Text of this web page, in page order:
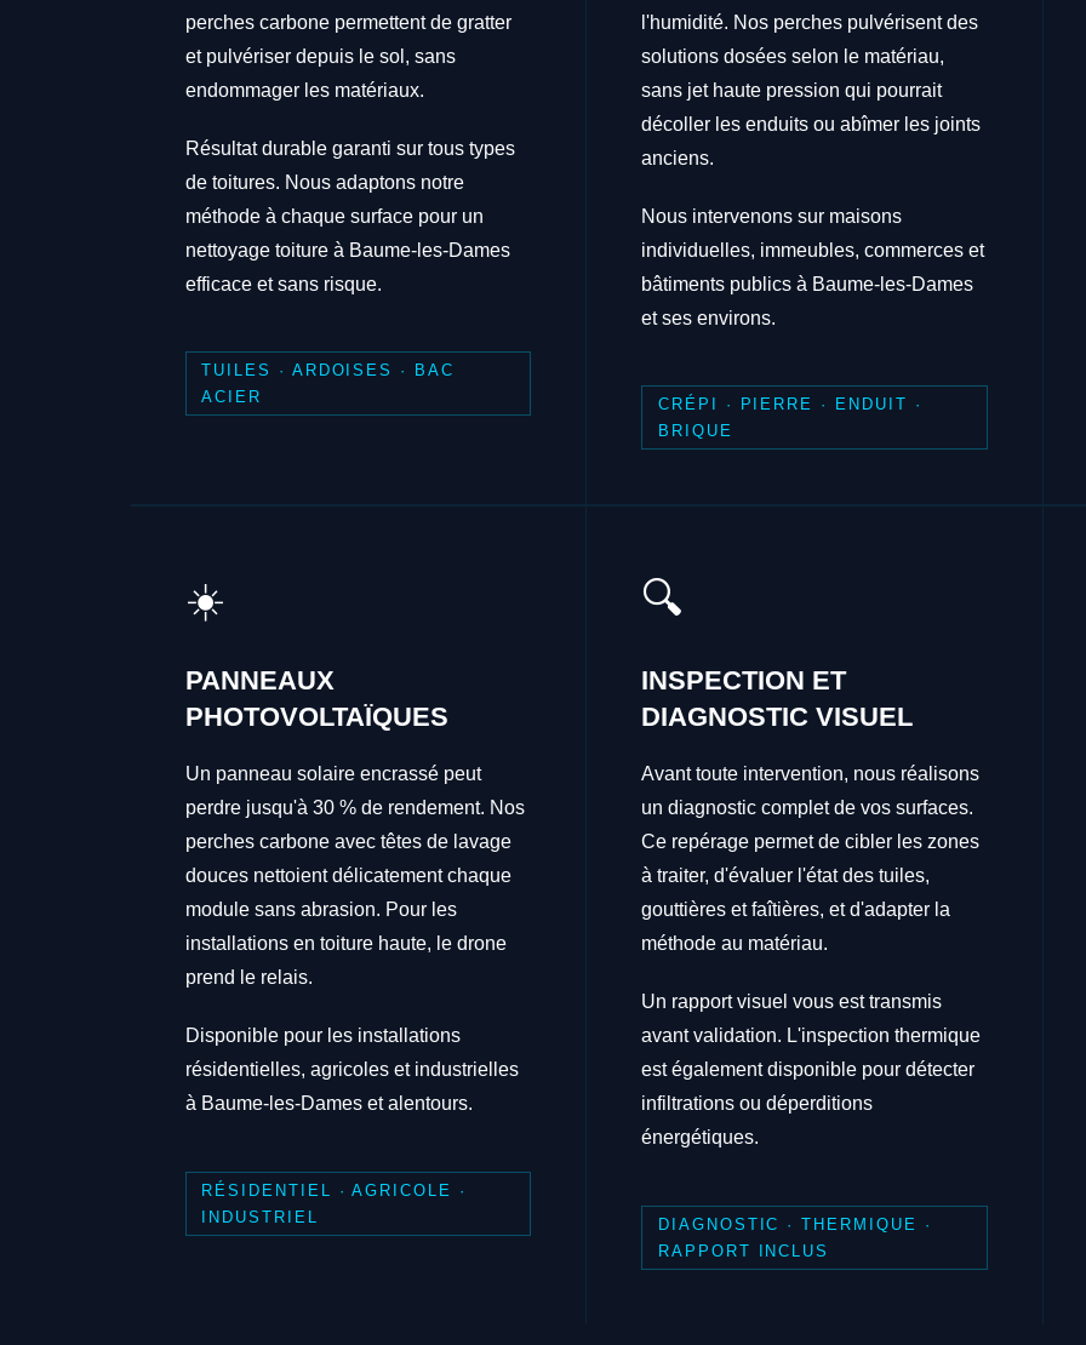
perches carbone permettent de gratter
et pulvériser depuis le sol, sans
endommager les matériaux.
Résultat durable garanti sur tous types
de toitures. Nous adaptons notre
méthode à chaque surface pour un
nettoyage toiture à Baume-les-Dames
efficace et sans risque.
TUILES · ARDOISES · BAC
ACIER
l'humidité. Nos perches pulvérisent des
solutions dosées selon le matériau,
sans jet haute pression qui pourrait
décoller les enduits ou abîmer les joints
anciens.
Nous intervenons sur maisons
individuelles, immeubles, commerces et
bâtiments publics à Baume-les-Dames
et ses environs.
CRÉPI · PIERRE · ENDUIT ·
BRIQUE
☀️
PANNEAUX
PHOTOVOLTAÏQUES
Un panneau solaire encrassé peut
perdre jusqu'à 30 % de rendement. Nos
perches carbone avec têtes de lavage
douces nettoient délicatement chaque
module sans abrasion. Pour les
installations en toiture haute, le drone
prend le relais.
Disponible pour les installations
résidentielles, agricoles et industrielles
à Baume-les-Dames et alentours.
RÉSIDENTIEL · AGRICOLE ·
INDUSTRIEL
🔍
INSPECTION ET
DIAGNOSTIC VISUEL
Avant toute intervention, nous réalisons
un diagnostic complet de vos surfaces.
Ce repérage permet de cibler les zones
à traiter, d'évaluer l'état des tuiles,
gouttières et faîtières, et d'adapter la
méthode au matériau.
Un rapport visuel vous est transmis
avant validation. L'inspection thermique
est également disponible pour détecter
infiltrations ou déperditions
énergétiques.
DIAGNOSTIC · THERMIQUE ·
RAPPORT INCLUS